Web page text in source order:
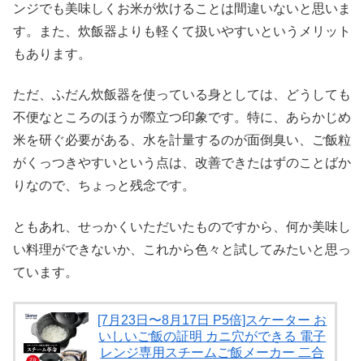
ンジでも美味しくお米が炊けることは間違いないと思いま
す。また、炊飯器よりも軽くて扱いやすいというメリット
もあります。
ただ、ふだん炊飯器を使っている身としては、どうしても
不便なところのほうが際立つ印象です。特に、あらかじめ
米を研ぐ必要がある、水を計量するのが面倒臭い、ご飯粒
がくっつきやすいという点は、改善できたはずのことばか
りなので、ちょっと残念です。
ともあれ、せっかくいただいたものですから、何か美味し
い料理ができないか、これから色々と試してみたいと思っ
ています。
[7月23日〜8月17日 P5倍]スケーター お
いしいご飯の証明 カニ穴ができる 電子
レンジ専用スチームご飯メーカー 二合